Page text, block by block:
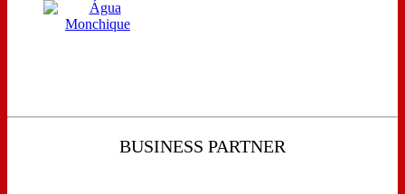
BUSINESS PARTNER